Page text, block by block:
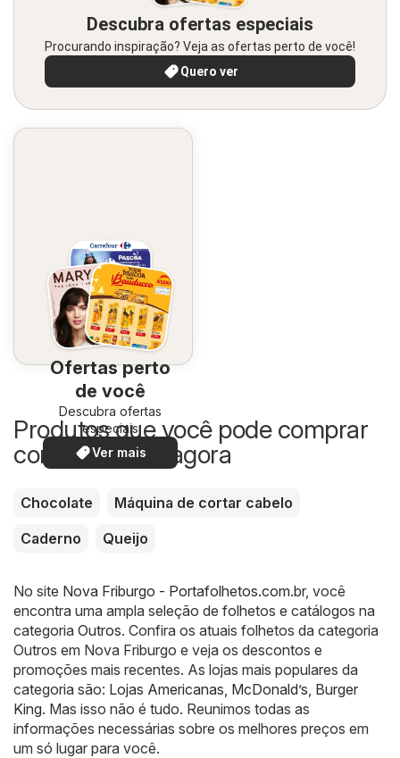
Descubra ofertas especiais
Procurando inspiração? Veja as ofertas perto de você!
Quero ver
Ofertas perto
de você
Descubra ofertas
especiais
Ver mais
Produtos que você pode comprar
com desconto agora
Chocolate
Máquina de cortar cabelo
Caderno
Queijo
No site Nova Friburgo - Portafolhetos.com.br, você
encontra uma ampla seleção de folhetos e catálogos na
categoria Outros. Confira os atuais folhetos da categoria
Outros em Nova Friburgo e veja os descontos e
promoções mais recentes. As lojas mais populares da
categoria são: Lojas Americanas McDonald’s Burger
King. Mas isso não é tudo. Reunimos todas as
informações necessárias sobre os melhores preços em
um só lugar para você.